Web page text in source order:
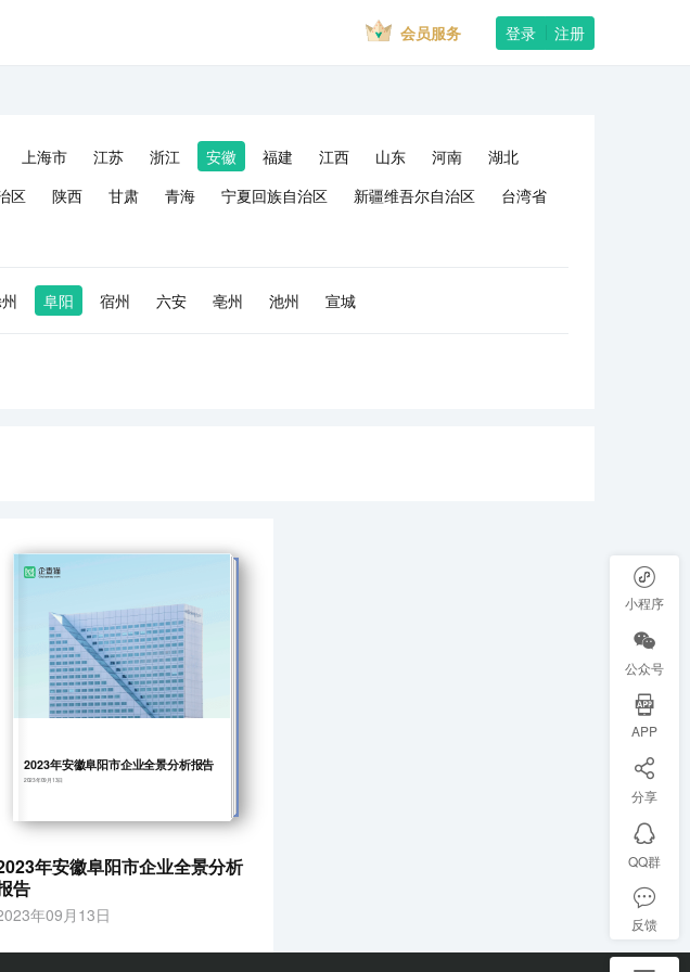
会员服务 登录 注册
上海市 江苏 浙江 安徽 福建 江西 山东 河南
湖北
区 陕西 甘肃 青海 宁夏回族自治区 新疆维吾尔自治区
台湾省
阜阳 宿州 六安 亳州 池州 宣城
2023年安徽阜阳市企业全景分析报告
2023年09月13日
年安徽阜阳市企业全景分析
告
年09月13日
小程序
公众号
APP
分享
QQ群
反馈